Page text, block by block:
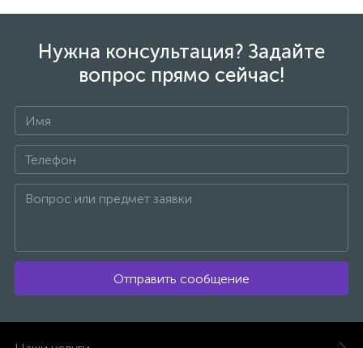
Нужна консультация? Задайте
вопрос прямо сейчас!
Отправить сообщение